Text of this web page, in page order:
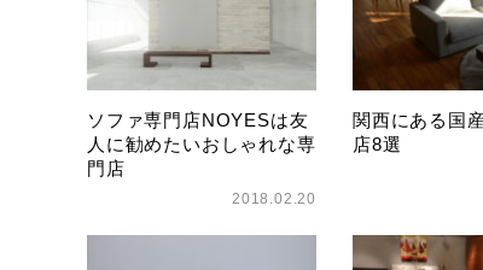
ソファ専門店NOYESは友
人に勧めたいおしゃれな専
門店
2018.02.20
関西にある国
店8選